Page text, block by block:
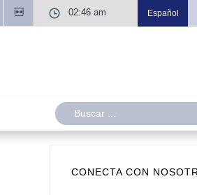
02:46 am Español
CONECTA CON